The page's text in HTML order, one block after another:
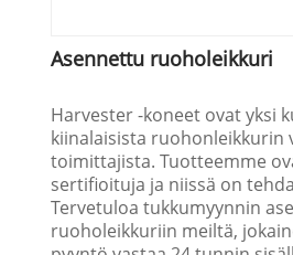
Asennettu ruoholeikkuri
Harvester -koneet ovat yksi
kiinalaisista ruohonleikkurin
toimittajista. Tuotteemme
sertifioituja ja niissä on
Tervetuloa tukkumyynnin
ruoholeikkuriin meiltä,